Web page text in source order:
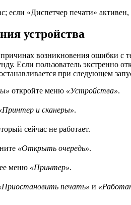
если «Диспетчер печати»
устройства
возникновения ошибки
Если пользователь экстренно
при следующем
откройте меню «Устройства».
и сканеры».
сейчас не работает.
«Открыть очередь».
меню «Принтер».
печать» и